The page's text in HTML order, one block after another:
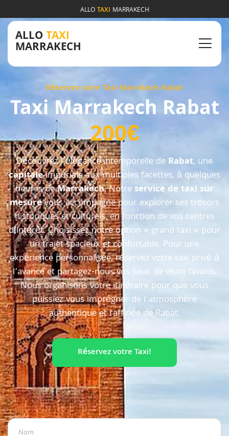
ALLOTAXI MARRAKECH
ALLO TAXI
MARRAKECH
Réservez votre Taxi Marrakech Rabat
Taxi Marrakech Rabat
200€
Découvrez l’élégance intemporelle de Rabat, une
capitaleimpériale aux multiples facettes, à quelques
heures deMarrakech. Notre service de taxi sur
mesurevous accompagne pour explorer ses trésors
historiques et culturels, en fonction de vos centres
d’intérêt. Choisissez notre option « grand taxi » pour
un trajet spacieux et confortable. Pour une
expérience personnalisée, réservez votre taxi privé à
l’avance et partagez-nous vos lieux de visite favoris.
Nous organisons votre itinéraire pour que vous
puissiez vous imprégner de l’atmosphère
authentique et raffinée de Rabat.
Réservez votre Taxi!